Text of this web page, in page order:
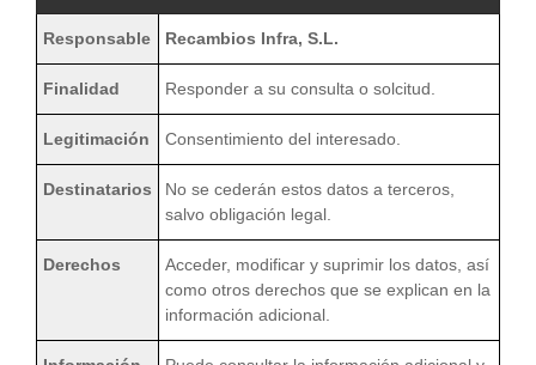
Responsable Recambios Infra, S.L.
Finalidad Responder a su consulta o solcitud.
Legitimación Consentimiento del interesado.
Destinatarios
No se cederán estos datos a terceros,
salvo obligación legal.
Derechos
Acceder, modificar y suprimir los datos, así
como otros derechos que se explican en la
información adicional.